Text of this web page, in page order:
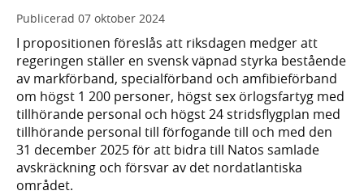
Publicerad 07 oktober 2024
I propositionen föreslås att riksdagen medger att
regeringen ställer en svensk väpnad styrka bestående
av markförband, specialförband och amfibieförband
om högst 1 200 personer, högst sex örlogsfartyg med
tillhörande personal och högst 24 stridsflygplan med
tillhörande personal till förfogande till och med den
31 december 2025 för att bidra till Natos samlade
avskräckning och försvar av det nordatlantiska
området.